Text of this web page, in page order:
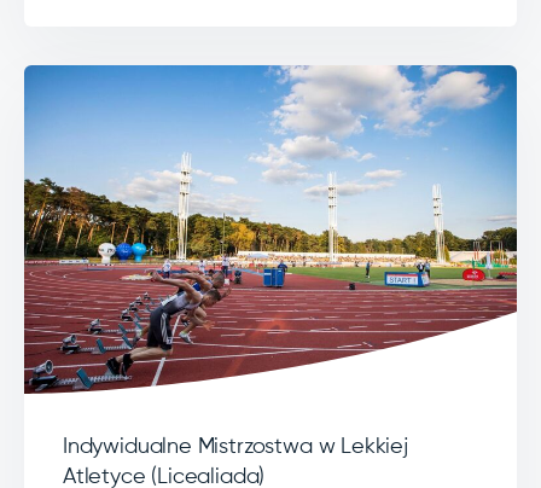
Indywidualne Mistrzostwa w Lekkiej
Atletyce (Licealiada)